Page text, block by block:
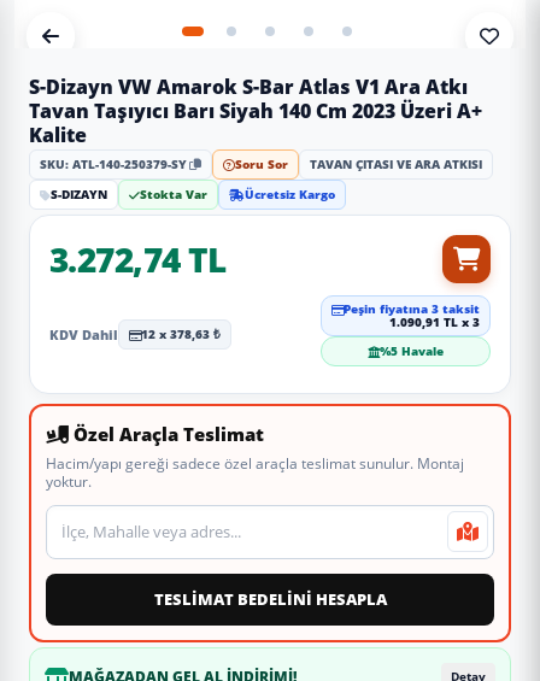
S-Dizayn VW Amarok S-Bar Atlas V1 Ara Atkı
Tavan Taşıyıcı Barı Siyah 140 Cm 2023 Üzeri A+
Kalite
SKU: ATL-140-250379-SY Soru Sor
TAVAN ÇITASI VE ARA ATKISI
S-DIZAYN
Stokta Var Ücretsiz Kargo
3.272,74 TL
KDV Dahil 12 x 378,63 ₺
Peşin fiyatına 3 taksit
1.090,91 TL x 3
%5 Havale
Özel Araçla Teslimat
Hacim/yapı gereği sadece özel araçla teslimat sunulur. Montaj
yoktur.
Teslimat veya montaj adresi
TESLİMAT BEDELİNİ HESAPLA
MAĞAZADAN GEL AL İNDIRIMI! Detay